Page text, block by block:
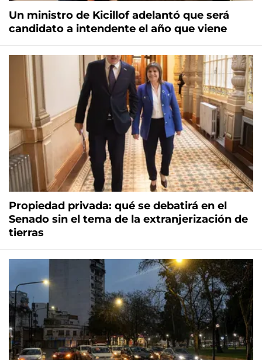
Un ministro de Kicillof adelantó que será
candidato a intendente el año que viene
Propiedad privada: qué se debatirá en el
Senado sin el tema de la extranjerización de
tierras